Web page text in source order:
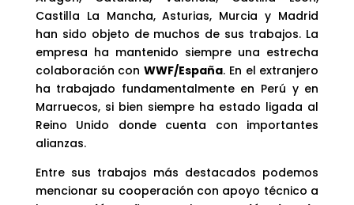
Castilla La Mancha, Asturias, Murcia y Madrid
han sido objeto de muchos de sus trabajos. La
empresa ha mantenido siempre una estrecha
colaboración conWWF/España. En el extranjero
ha trabajado fundamentalmente en Perú y en
Marruecos, si bien siempre ha estado ligada al
Reino Unido donde cuenta con importantes
alianzas.
Entre sus trabajos más destacados podemos
mencionar su cooperación con apoyo técnico a